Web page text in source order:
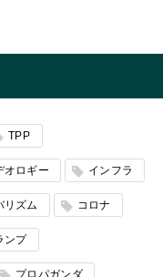
TPP
オロギー インフラ
リズム コロナ
ンプ